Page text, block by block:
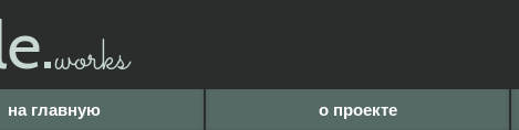
works
на главную о проекте